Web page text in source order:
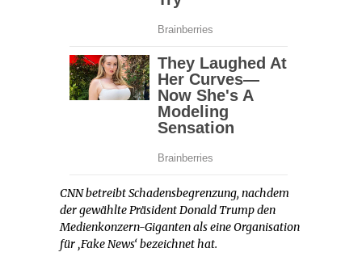
CNN betreibt Schadensbegrenzung, nachdem
der gewählte Präsident Donald Trump den
Medienkonzern-Giganten als eine Organisation
für ‚Fake News‘ bezeichnet hat.